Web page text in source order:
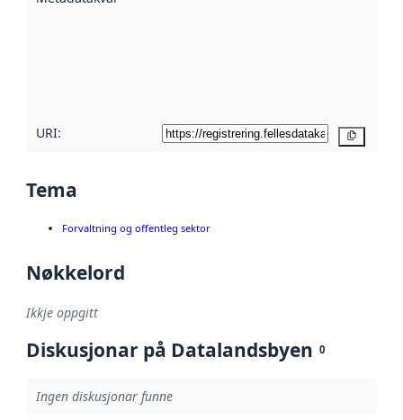
URI:
Tema
Forvaltning og offentleg sektor
Nøkkelord
Ikkje oppgitt
Diskusjonar på Datalandsbyen 0
Ingen diskusjonar funne